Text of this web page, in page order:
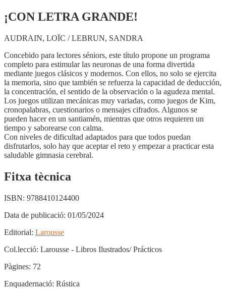
¡CON LETRA GRANDE!
AUDRAIN, LOÏC / LEBRUN, SANDRA
Concebido para lectores séniors, este título propone un programa
completo para estimular las neuronas de una forma divertida
mediante juegos clásicos y modernos. Con ellos, no solo se ejercita
la memoria, sino que también se refuerza la capacidad de deducción,
la concentración, el sentido de la observación o la agudeza mental.
Los juegos utilizan mecánicas muy variadas, como juegos de Kim,
cronopalabras, cuestionarios o mensajes cifrados. Algunos se
pueden hacer en un santiamén, mientras que otros requieren un
tiempo y saborearse con calma.
Con niveles de dificultad adaptados para que todos puedan
disfrutarlos, solo hay que aceptar el reto y empezar a practicar esta
saludable gimnasia cerebral.
Fitxa tècnica
ISBN: 9788410124400
Data de publicació: 01/05/2024
Editorial: Larousse
Col.lecció: Larousse - Libros Ilustrados/ Prácticos
Pàgines: 72
Enquadernació: Rústica